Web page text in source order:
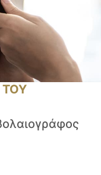
ΤΟΥ